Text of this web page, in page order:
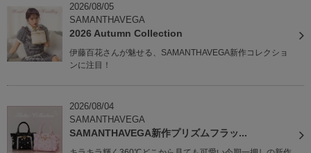
2026/08/05
SAMANTHAVEGA
2026 Autumn Collection
伊藤百花さんが魅せる、SAMANTHAVEGA新作コレクショ
ンに注目！
2026/08/04
SAMANTHAVEGA
SAMANTHAVEGA新作プリズムフラッ...